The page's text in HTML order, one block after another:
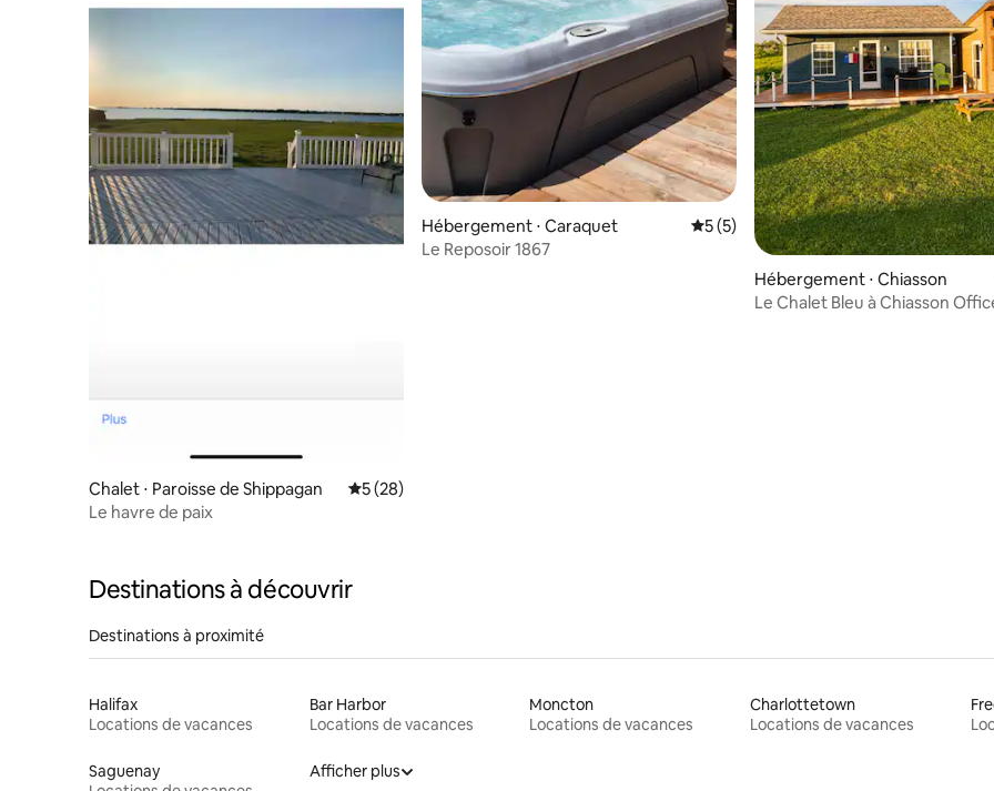
Chalet ⋅ Paroisse de Shippagan Évaluation moyenne sur la base de 28 commentaires : 5 sur 5
5 (28)
Le havre de paix
Hébergement ⋅ Caraquet Évaluation moyenne sur la base de 5
5 (5)
Le Reposoir 1867
Hébergement ⋅ Chiasson
Le Chalet Bleu à Chiasson
Destinations à découvrir
Destinations à proximité
Halifax
Locations de vacances
Bar Harbor
Locations de vacances
Moncton
Locations de vacances
Charlottetown
Locations de vacances
Saguenay
Afficher plus